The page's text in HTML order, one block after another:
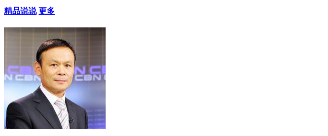
精品说说 更多